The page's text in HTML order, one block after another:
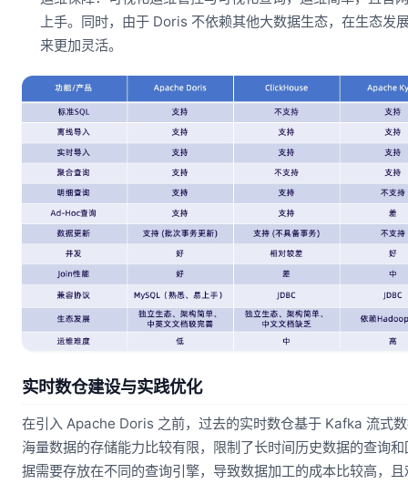
上手。同时，由于 Doris 不依赖其他大数据生态，在生态发
来更加灵活。
实时数仓建设与实践优化
在引入 Apache Doris 之前，过去的实时数仓基于 Kafka 流式
海量数据的存储能力比较有限，限制了长时间历史数据的查询
据需要存放在不同的查询引擎，导致数据加工的成本比较高，